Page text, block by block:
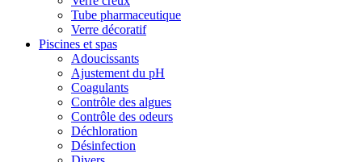
Tube pharmaceutique
Verre décoratif
Piscines et spas
Adoucissants
Ajustement du pH
Coagulants
Contrôle des algues
Contrôle des odeurs
Déchloration
Désinfection